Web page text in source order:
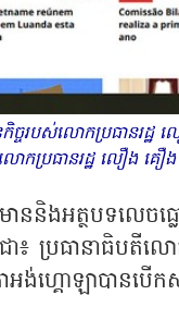
ច្ចរបស់លោកប្រធានរដ្ឋ
ោកប្រធានរដ្ឋ លឿង គ
ងអត្ថបទលេចធ្ល
៖ ប្រធានាធិបតី
គោឡាបានបើកស